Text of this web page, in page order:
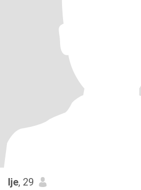
Ije, 29